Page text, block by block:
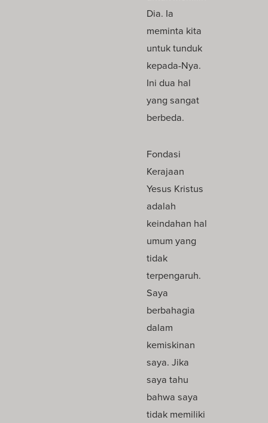
Dia. Ia
meminta kita
untuk tunduk
kepada-Nya.
Ini dua hal
yang sangat
berbeda.
Fondasi
Kerajaan
Yesus Kristus
adalah
keindahan hal
umum yang
tidak
terpengaruh.
Saya
berbahagia
dalam
kemiskinan
saya. Jika
saya tahu
bahwa saya
tidak memiliki